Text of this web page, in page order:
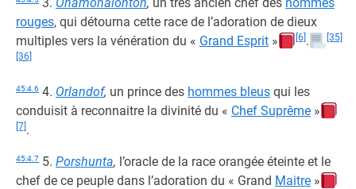
rouges, qui détourna cette race de l’adoration de dieux
multiples vers la vénération du « Grand Esprit » [6] .
[35]
[36]
45:4.6 4. Orlandof, un prince des hommes bleus qui les
conduisit à reconnaitre la divinité du « Chef Suprême »
[7] .
45:4.7 5. Porshunta, l’oracle de la race orangée éteinte et le
chef de ce peuple dans l’adoration du « Grand Maitre »